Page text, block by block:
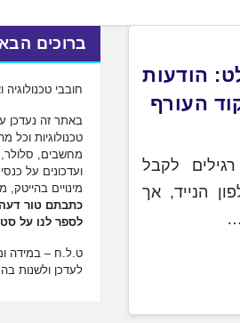
הודעות
אנחנו רגילים לקבל
הנייד, אך
ברוכים
חובבי טכנולוגיה
באתר זה נעדכן
מחשבים, סלולר,
ועדכונים על
מינויים בהייטק,
כתבתם טור דעה
לספר לנו על
ט.ל.ח – במידה
לעדכן ולשנות